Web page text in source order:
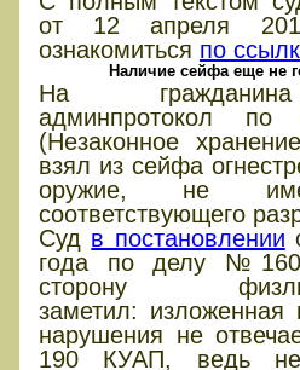
от 12 апреля
ознакомиться по
Наличие сейфа еще не
На
админпротокол
(Незаконное
взял из сейфа
оружие, не
соответствующего
Суд в постановлении
года по делу
сторону
заметил: изложенная
нарушения не
190 КУАП, ведь не